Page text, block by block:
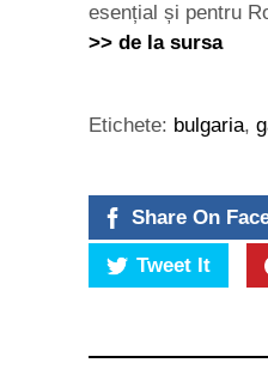
esențial și pentru
>> de la sursa
Etichete: bulgaria,
Share On
Tweet It